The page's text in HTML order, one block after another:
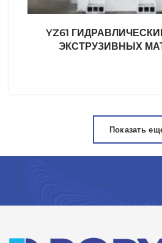
YZ61
ЭКСТРУЗИВНЫХ
Показать